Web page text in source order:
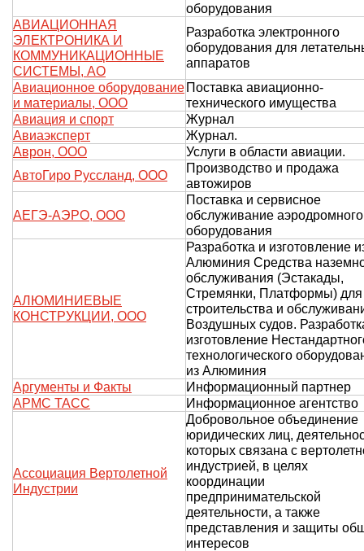
оборудования
АВИАЦИОННАЯ
ЭЛЕКТРОНИКА И
КОММУНИКАЦИОННЫЕ
СИСТЕМЫ, АО
Разработка электронного
оборудования для
аппаратов
Авиационное оборудование
и материалы, ООО
Поставка авиационно-
технического имущества
Авиация и спорт
Журнал
Авиаэксперт
Журнал.
Аврон, ООО
Услуги в области авиации.
АвтоГиро Руссланд, ООО
Производство и продажа
автожиров
АЕГЭ-АЭРО, ООО
Поставка и сервисное
обслуживание аэродромного
оборудования
АЛЮМИНИЕВЫЕ
КОНСТРУКЦИИ, ООО
Разработка и изготовление
Алюминия Средства
обслуживания (Эстакады,
Стремянки, Платформы) для
строительства и
Воздушных судов.
изготовление
технологического
из Алюминия
Аргументы и Факты
Информационный партнер
АРМС ТАСС
Информационное агентство
Ассоциация Вертолетной
Индустрии
Добровольное объединение
юридических лиц,
которых связана с
индустрией, в целях
координации
предпринимательской
деятельности, а также
представления и защиты
интересов